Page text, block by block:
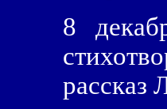
8
рассказ